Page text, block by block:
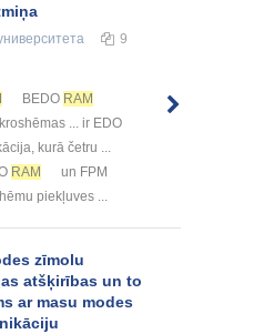
9
BEDO RAM
... ir EDO
kurā četru ...
RAM
un FPM
piekļuves ...
zīmolu
atšķirības un to
ar masu modes